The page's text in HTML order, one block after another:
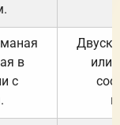
в
с
или